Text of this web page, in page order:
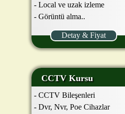
- Local ve uzak izleme
- Görüntü alma..
Detay & Fiyat
CCTV Kursu
- CCTV Bileşenleri
- Dvr, Nvr, Poe Cihazlar